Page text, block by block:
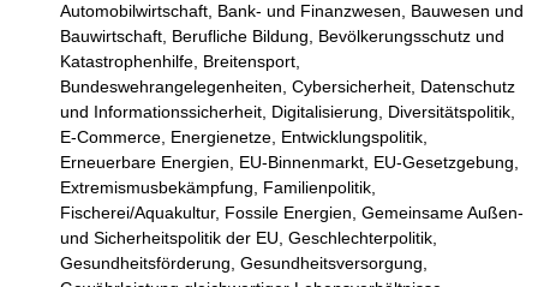
Automobilwirtschaft, Bank- und Finanzwesen, Bauwesen und
Bauwirtschaft, Berufliche Bildung, Bevölkerungsschutz und
Katastrophenhilfe, Breitensport,
Bundeswehrangelegenheiten, Cybersicherheit, Datenschutz
und Informationssicherheit, Digitalisierung, Diversitätspolitik,
E-Commerce, Energienetze, Entwicklungspolitik,
Erneuerbare Energien, EU-Binnenmarkt, EU-Gesetzgebung,
Extremismusbekämpfung, Familienpolitik,
Fischerei/Aquakultur, Fossile Energien, Gemeinsame Außen-
und Sicherheitspolitik der EU, Geschlechterpolitik,
Gesundheitsförderung, Gesundheitsversorgung,